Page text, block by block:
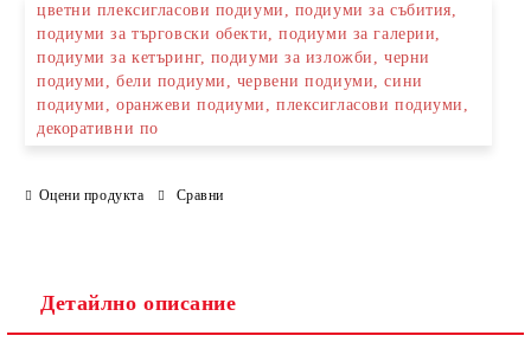
цветни плексигласови подиуми, подиуми за събития,
подиуми за търговски обекти, подиуми за галерии,
подиуми за кетъринг, подиуми за изложби, черни
подиуми, бели подиуми, червени подиуми, сини
подиуми, оранжеви подиуми, плексигласови подиуми,
декоративни по
Оцени продукта Сравни
Детайлно описание